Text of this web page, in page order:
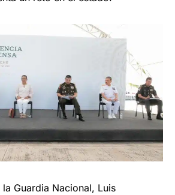
Guardia Nacional, Luis